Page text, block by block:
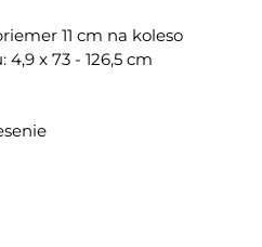
11 cm na koleso
x 73 - 126,5 cm